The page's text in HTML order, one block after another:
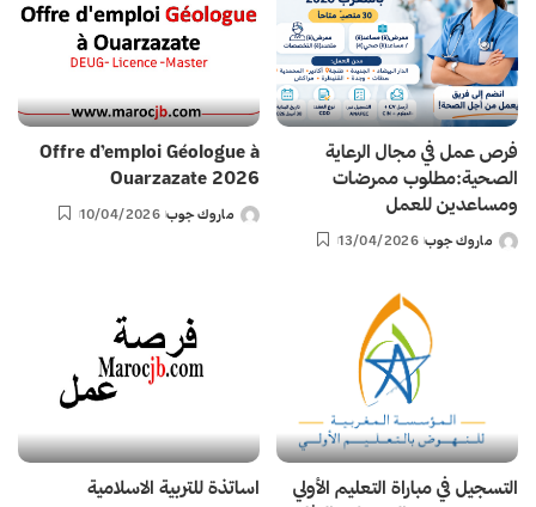
فرص عمل في مجال الرعاية
الصحية:مطلوب ممرضات
ومساعدين للعمل
Posted
ماروك جوب 13/04/2026
Offre d’emploi Géologue à
Ouarzazate 2026
Posted
ماروك جوب 10/04/2026
التسجيل في مباراة التعليم الأولي
اساتذة للتربية الاسلامية